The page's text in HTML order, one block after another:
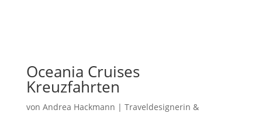
Oceania Cruises
Kreuzfahrten
von Andrea Hackmann | Traveldesignerin &